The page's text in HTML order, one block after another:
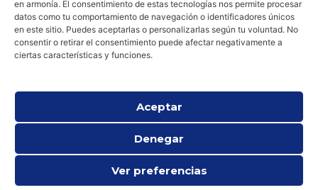
en armonía. El consentimiento de estas tecnologías nos permite procesar
datos como tu comportamiento de navegación o identificadores únicos
en este sitio. Puedes aceptarlas o personalizarlas según tu voluntad. No
consentir o retirar el consentimiento puede afectar negativamente a
ciertas características y funciones.
Aceptar
Denegar
Ver preferencias
Aviso legal
Política de cookies (UE)
Política de privacidad
Todos los derechos © 2026 Psicología Espiritual y Existencial